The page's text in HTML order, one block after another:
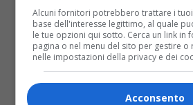
Alcuni fornitori potrebbero trattare i
base dell'interesse legittimo, al quale
le tue opzioni qui sotto. Cerca un link in
pagina o nel menu del sito per gestire o
nelle impostazioni della privacy e dei
Acconsento